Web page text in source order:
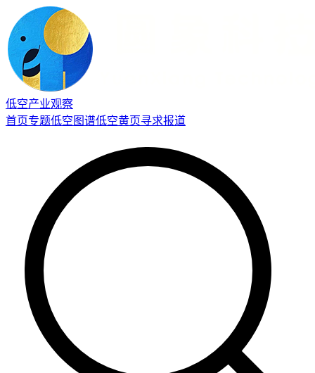
低空产业观察
首页专题低空图谱低空黄页寻求报道